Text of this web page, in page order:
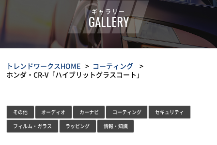
ギャラリー
GALLERY
トレンドワークスHOME
コーティング
ホンダ・CR-V「ハイブリットグラスコート」
その他 オーディオ カーナビ コーティング
セキュリティ
フィルム・ガラス
ラッピング 情報・知識